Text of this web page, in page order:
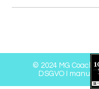
© 2024 MG
DSGVO I